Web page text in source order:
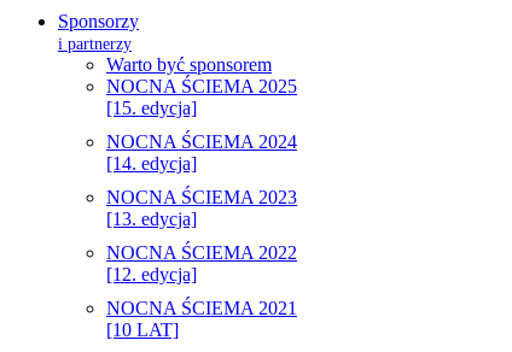
Sponsorzy
i partnerzy
Warto być sponsorem
NOCNA ŚCIEMA 2025
[15. edycja]
NOCNA ŚCIEMA 2024
[14. edycja]
NOCNA ŚCIEMA 2023
[13. edycja]
NOCNA ŚCIEMA 2022
[12. edycja]
NOCNA ŚCIEMA 2021
[10 LAT]